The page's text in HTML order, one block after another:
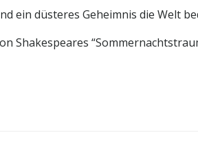
ein düsteres Geheimnis die Welt
Shakespeares